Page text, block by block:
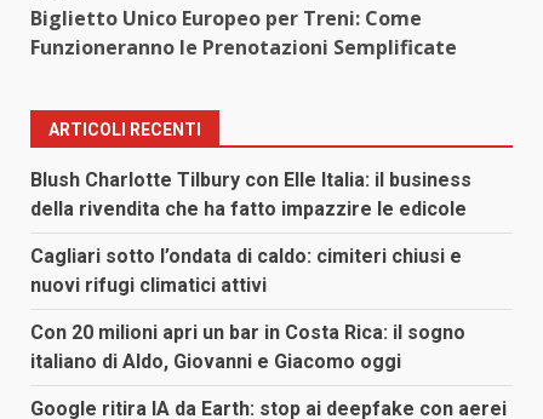
Biglietto Unico Europeo per Treni: Come
Funzioneranno le Prenotazioni Semplificate
ARTICOLI RECENTI
Blush Charlotte Tilbury con Elle Italia: il business
della rivendita che ha fatto impazzire le edicole
Cagliari sotto l’ondata di caldo: cimiteri chiusi e
nuovi rifugi climatici attivi
Con 20 milioni apri un bar in Costa Rica: il sogno
italiano di Aldo, Giovanni e Giacomo oggi
Google ritira IA da Earth: stop ai deepfake con aerei